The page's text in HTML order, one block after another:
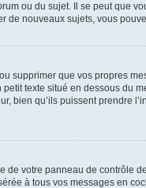
ou du sujet. Il se peut que
de nouveaux sujets, vous
supprimer que vos propres
texte situé en dessous du
bien qu’ils puissent
votre panneau de contrôle
à tous vos messages en